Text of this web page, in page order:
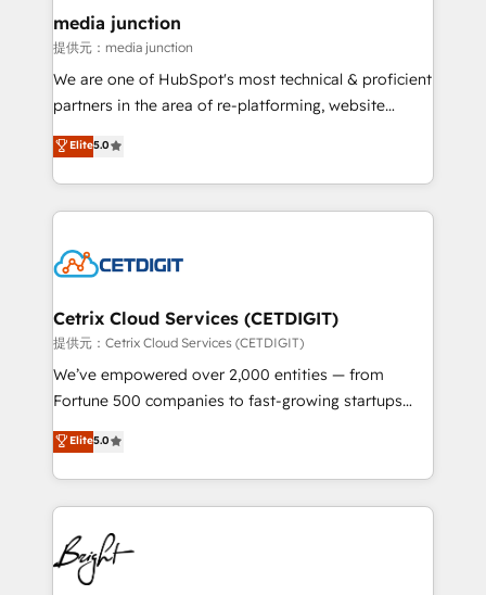
Mexico, USA, and Portugal—we've executed over a
hundred successful operations. Our approach,
rooted in RevOps principles, integrates analysis,
training, planning, and qualification. Leveraging
inbound marketing tactics, we focus on
understanding, nurturing, and converting leads.
competitive market.
media junction
提供元：media junction
We are one of HubSpot's most technical & proficient
partners in the area of re-platforming, website
design & development. We specialize in multi-hub
implementations for mid-market & enterprise
companies. We are woman-owned, powered by
coffee, and we ❤️ dogs. We produce award-winning
Impact Award 🏆2022 Technical Expertise Impact
Award 🏆2020 Elite Solutions Partner 🏆2019
Integrations HubSpot Impact Award 🏆2019
Marketing Enablement HubSpot Impact Award 🏆
2018 Website Design HubSpot Impact Award 🏆2017
Growth-Driven Design Agency of the Year 🏆2016
Sales Enablement HubSpot Impact Award 🏆2015
HubSpot COS Performance Award 🏆2014 HubSpot
COS Design Award 🏆2013 HubSpot Marketplace
Elite5.0
Cetrix Cloud Services (CETDIGIT)
提供元：Cetrix Cloud Services (CETDIGIT)
We’ve empowered over 2,000 entities — from
Fortune 500 companies to fast-growing startups
and nonprofits — to streamline operations, scale
revenue, and unlock the full potential of HubSpot.
With deep technical and industry expertise, we fuse
automation, integration, and AI innovation to deliver
lasting impact. We specialize in: • Turnkey and end-
to-end HubSpot implementations • Onboarding for
Sales, Service, Marketing & Content Hubs • AI voice
Elite5.0